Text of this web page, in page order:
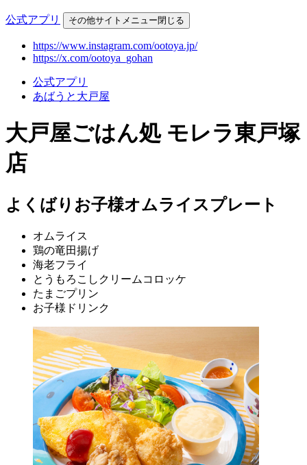
公式アプリ その他サイトメニュー閉じる
https://www.instagram.com/ootoya.jp/
https://x.com/ootoya_gohan
公式アプリ
あばうと大戸屋
大戸屋ごはん処 モレラ東戸塚
店
よくばりお子様オムライスプレート
オムライス
鶏の竜田揚げ
海老フライ
とうもろこしクリームコロッケ
たまごプリン
お子様ドリンク